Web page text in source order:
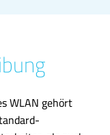
WLAN gehört